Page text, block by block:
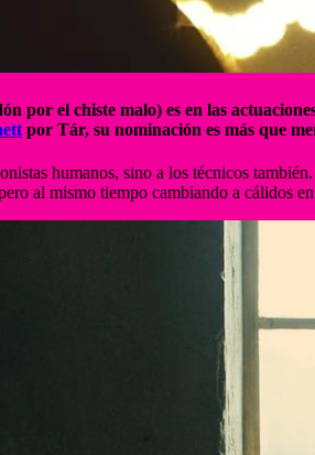
por el chiste malo) es en las
por Tár, su nominación es más que
humanos, sino a los técnicos
al mismo tiempo cambiando a cálidos